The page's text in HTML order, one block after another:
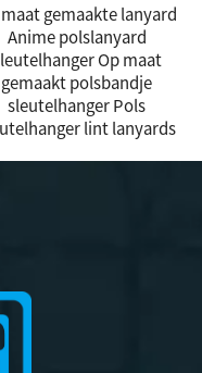
gemaakte lanyard
Anime polslanyard
Op maat
gemaakt polsbandje
sleutelhanger Pols
lint lanyards